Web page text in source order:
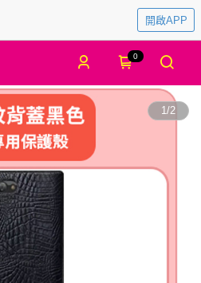
開啟APP
0
1/2